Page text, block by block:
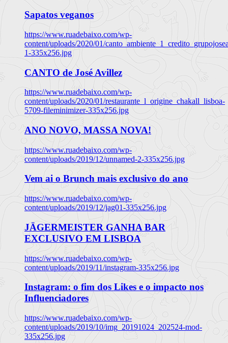
Sapatos veganos
https://www.ruadebaixo.com/wp-
content/uploads/2020/01/
1-335x256.jpg
CANTO de José Avillez
https://www.ruadebaixo.com/wp-
content/uploads/2020/01/restaurante_l_origine_chakall_lisboa-
5709-fileminimizer-335x256.jpg
ANO NOVO, MASSA NOVA!
https://www.ruadebaixo.com/wp-
content/uploads/2019/12/unnamed-2-335x256.jpg
Vem ai o Brunch mais exclusivo do ano
https://www.ruadebaixo.com/wp-
content/uploads/2019/12/jag01-335x256.jpg
JÄGERMEISTER GANHA BAR
EXCLUSIVO EM LISBOA
https://www.ruadebaixo.com/wp-
content/uploads/2019/11/instagram-335x256.jpg
Instagram: o fim dos Likes e o impacto nos
Influenciadores
https://www.ruadebaixo.com/wp-
content/uploads/2019/10/img_20191024_202524-mod-
335x256.jpg